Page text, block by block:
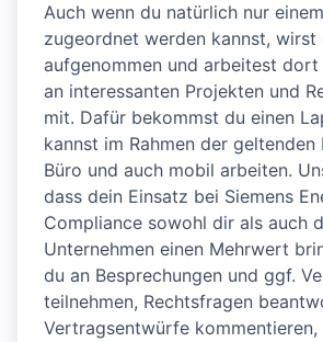
Auch wenn du natürlich nur
zugeordnet werden kannst, wirst
aufgenommen und arbeitest dort
an interessanten Projekten und
mit. Dafür bekommst du einen
kannst im Rahmen der geltenden
Büro und auch mobil arbeiten.
dass dein Einsatz bei Siemens
Compliance sowohl dir als auch
Unternehmen einen Mehrwert
du an Besprechungen und ggf.
teilnehmen, Rechtsfragen
Vertragsentwürfe kommentieren,